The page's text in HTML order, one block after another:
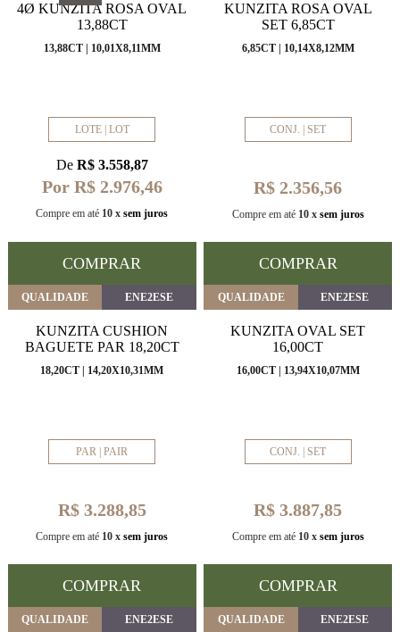
4Ø KUNZITA ROSA OVAL
13,88CT
13,88CT | 10,01X8,11MM
LOTE | LOT
De R$ 3.558,87
Por R$ 2.976,46
Compre em até 10 x sem juros
COMPRAR
KUNZITA ROSA OVAL
SET 6,85CT
6,85CT | 10,14X8,12MM
CONJ. | SET
R$ 2.356,56
Compre em até 10 x sem juros
COMPRAR
QUALIDADE ENE2ESE
KUNZITA CUSHION
BAGUETE PAR 18,20CT
18,20CT | 14,20X10,31MM
PAR | PAIR
R$ 3.288,85
Compre em até 10 x sem juros
COMPRAR
QUALIDADE ENE2ESE
KUNZITA OVAL SET
16,00CT
16,00CT | 13,94X10,07MM
CONJ. | SET
R$ 3.887,85
Compre em até 10 x sem juros
COMPRAR
QUALIDADE ENE2ESE QUALIDADE ENE2ESE